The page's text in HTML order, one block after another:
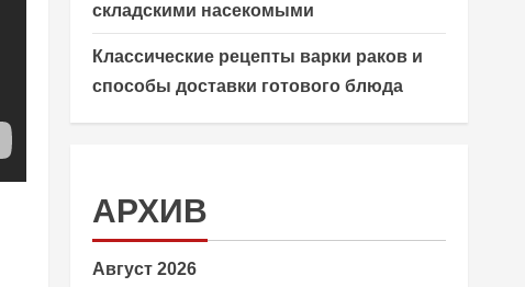
складскими насекомыми
Классические рецепты варки раков и
способы доставки готового блюда
АРХИВ
Август 2026